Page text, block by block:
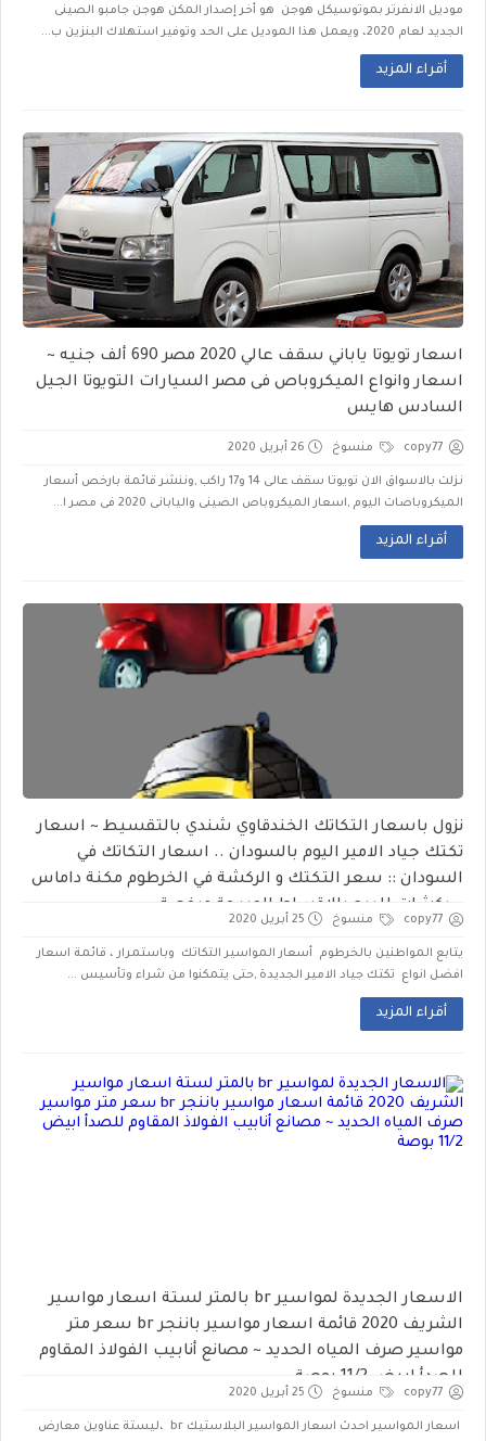
موديل الانفرتر بموتوسيكل هوجن هو أخر إصدار المكن هوجن جامبو الصينى
الجديد لعام 2020، ويعمل هذا الموديل على الحد وتوفير استهلاك البنزين ب...
أقراء المزيد
اسعار تويوتا ياباني سقف عالي 2020 مصر 690 ألف جنيه ~
اسعار وانواع الميكروباص فى مصر السيارات التويوتا الجيل
السادس هايس
copy77 منسوخ 26 أبريل 2020
نزلت بالاسواق الان تويوتا سقف عالى 14 و17 راكب ,وننشر قائمة بارخص أسعار
الميكروباصات اليوم ,اسعار الميكروباص الصينى واليابانى 2020 فى مصر ا...
أقراء المزيد
نزول باسعار التكاتك الخندقاوي شندي بالتقسيط ~ اسعار
تكتك جياد الامير اليوم بالسودان .. اسعار التكاتك في
السودان :: سعر التكتك و الركشة في الخرطوم مكنة داماس
~ ركشات للبيع بالاقساط المريحة مرخصة
copy77 منسوخ 25 أبريل 2020
يتابع المواطنين بالخرطوم أسعار المواسير التكاتك وباستمرار ، قائمة اسعار
افضل انواع تكتك جياد الامير الجديدة ,حتى يتمكنوا من شراء وتأسيس ...
أقراء المزيد
الاسعار الجديدة لمواسير br بالمتر لستة اسعار مواسير
الشريف 2020 قائمة اسعار مواسير باننجر br سعر متر
مواسير صرف المياه الحديد ~ مصانع أنابيب الفولاذ المقاوم
للصدأ ابيض 11/2 بوصة
copy77 منسوخ 25 أبريل 2020
اسعار المواسير احدث اسعار المواسير البلاستيك br ،ليستة عناوين معارض